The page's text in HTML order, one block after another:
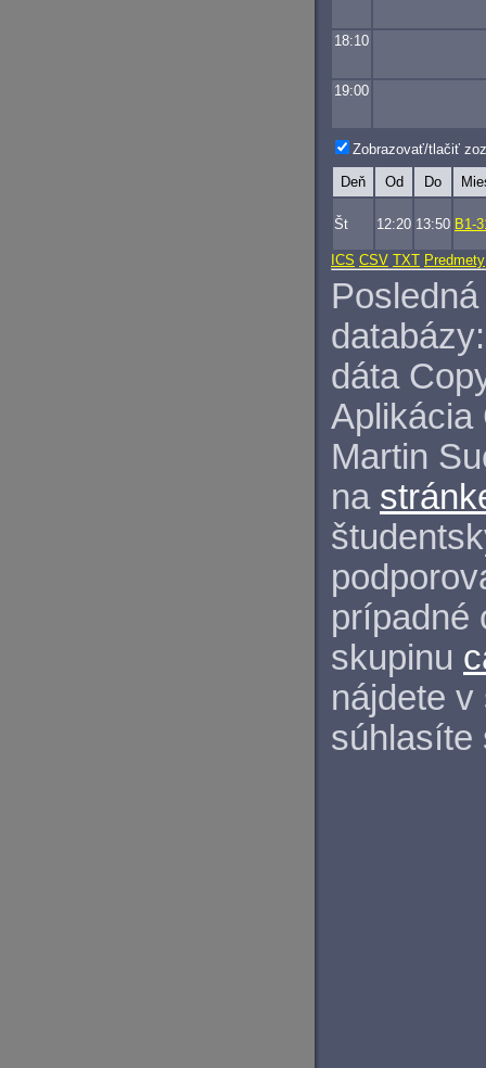
18:10
19:00
Zobrazovať/tlačiť
Deň Od Do
Št 12:20 13:50 B1-
ICS CSV TXT Predmety
databázy:
dáta
Aplikácia
Martin
na
prípadné
skupinu
nájdete